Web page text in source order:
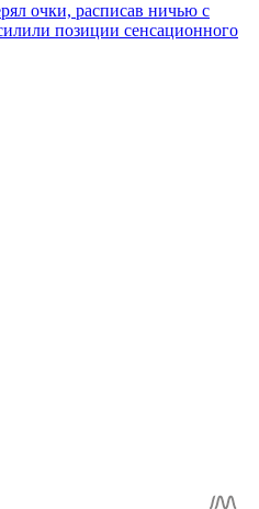
очки, расписав ничью с
позиции сенсационного